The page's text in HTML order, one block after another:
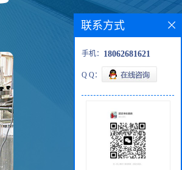
联系方式
手机： 18062681621
Q Q：